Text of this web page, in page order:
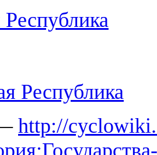
Республика
http://